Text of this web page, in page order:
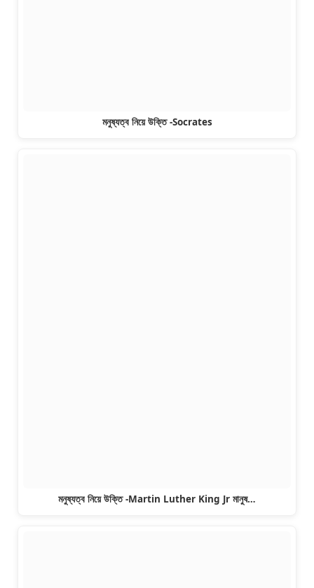
মনুষ্যত্ব নিয়ে উক্তি -Socrates
মনুষ্যত্ব নিয়ে উক্তি -Martin Luther King Jr মানুষ…